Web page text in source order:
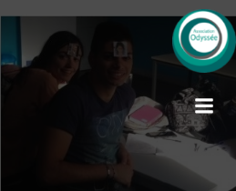
Saltar
al